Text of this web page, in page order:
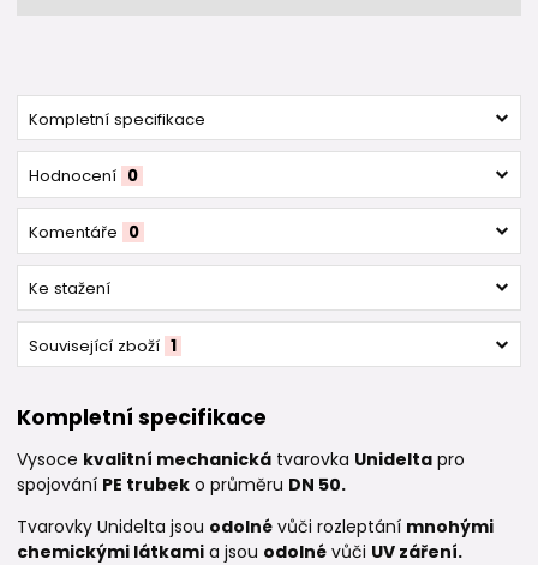
Kompletní specifikace
Hodnocení 0
Komentáře 0
Ke stažení
Související zboží 1
Kompletní specifikace
Vysoce kvalitní mechanická tvarovka Unidelta pro
spojování PE trubek o průměru DN 50.
Tvarovky Unidelta jsou odolné vůči rozleptání mnohými
chemickými látkami a jsou odolné vůči UV záření.